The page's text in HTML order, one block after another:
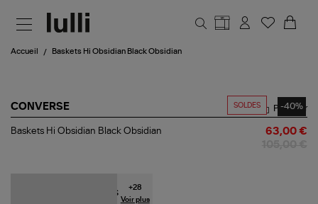
Accueil Baskets Hi Obsidian Black Obsidian
SOLDES -40%
CONVERSE
Baskets
Partager
Baskets Hi Obsidian Black Obsidian 63,00 €
+28
Voir plus